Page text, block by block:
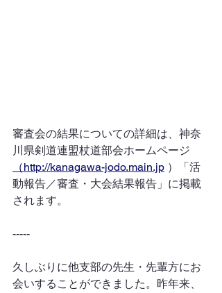
審査会の結果についての詳細は、神奈
川県剣道連盟杖道部会ホームページ
（http://kanagawa-jodo.main.jp ）「活
動報告／審査・大会結果報告」に掲載
されます。
-----
久しぶりに他支部の先生・先輩方にお
会いすることができました。昨年来、